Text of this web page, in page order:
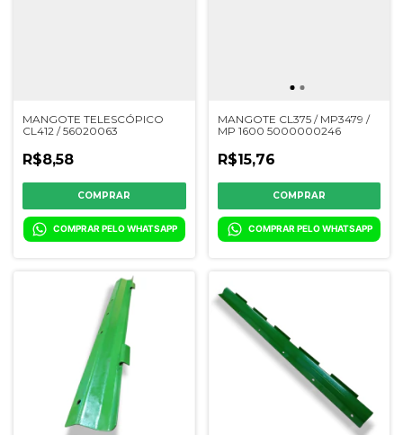
MANGOTE TELESCÓPICO
CL412 / 56020063
R$8,58
COMPRAR PELO WHATSAPP
MANGOTE CL375 / MP3479 /
MP 1600 5000000246
R$15,76
COMPRAR PELO WHATSAPP